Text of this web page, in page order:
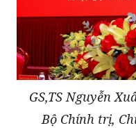
GS,TS Nguyễn
Bộ Chính trị,